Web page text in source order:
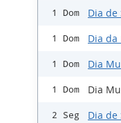
1 Dom Dia de
1 Dom Dia da
1 Dom Dia
1 Dom Dia
2 Seg Dia de